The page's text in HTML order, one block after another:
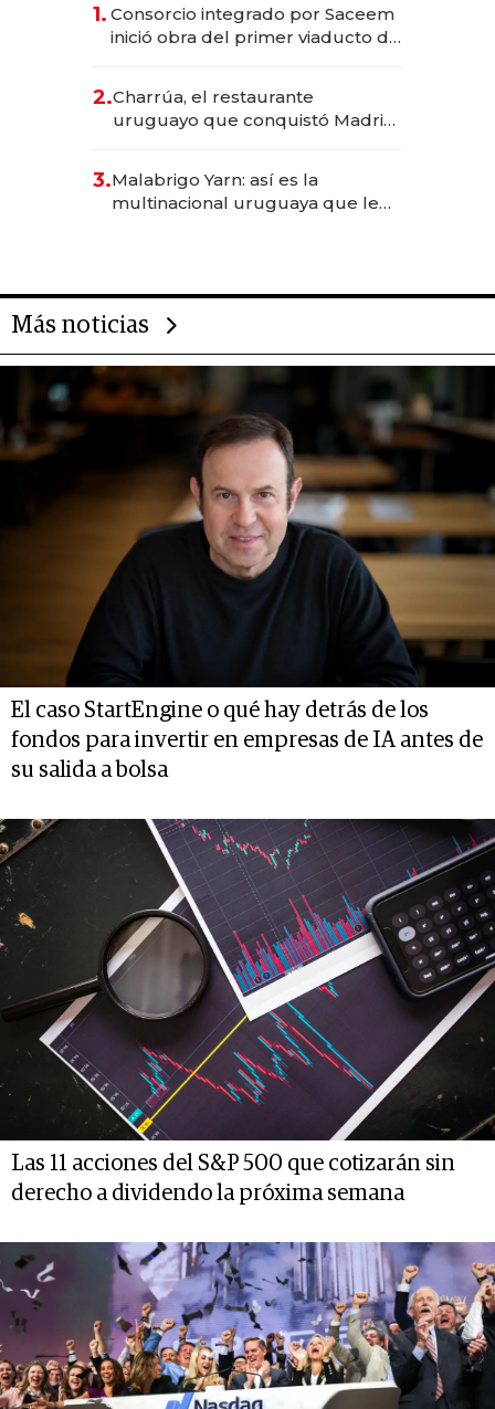
1. Consorcio integrado por Saceem
inició obra del primer viaducto de
millones
2.Charrúa, el restaurante
uruguayo que conquistó Madrid:
anticipación y prepara apertura
3.Malabrigo Yarn: así es la
multinacional uruguaya que le
Más noticias
El caso StartEngine o qué hay detrás de los
fondos para invertir en empresas de IA antes de
su salida a bolsa
Las 11 acciones del S&P 500 que cotizarán sin
derecho a dividendo la próxima semana